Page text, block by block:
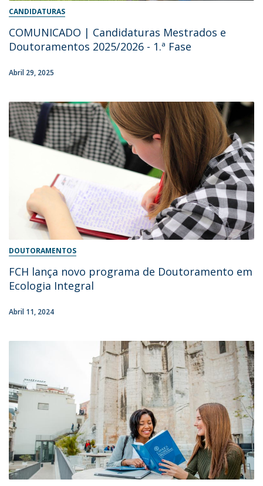
CANDIDATURAS
COMUNICADO | Candidaturas Mestrados e
Doutoramentos 2025/2026 - 1.ª Fase
Abril 29, 2025
DOUTORAMENTOS
FCH lança novo programa de Doutoramento em
Ecologia Integral
Abril 11, 2024